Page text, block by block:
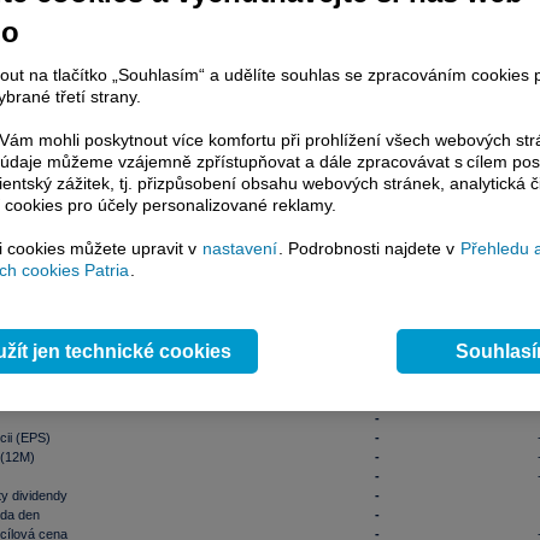
- - - -
10,76
maximum
13,20
9,19
(ks)
-
10 dní
mil. -
-
(EPS)
-
-
-
-
-
-
dividendy
-
den
-
cena
- -
na tlačítko „Souhlasím“ a udělíte souhlas se zpracováním cookies
třetí strany.
mohli poskytnout více komfortu při prohlížení všech webových
můžeme vzájemně zpřístupňovat a dále zpracovávat s cílem
zážitek, tj. přizpůsobení obsahu webových stránek, analytická
pro účely personalizované reklamy.
cookies můžete upravit v nastavení. Podrobnosti najdete v Přehledu
cookies Patria.
jen technické cookies